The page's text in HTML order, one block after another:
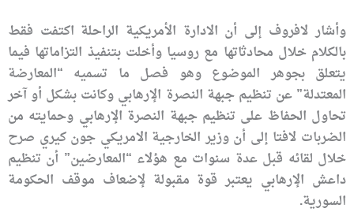
وأشار لافروف إلى أن الادارة الأمريكية الراحلة اكتفت فقط
بالكلام خلال محادثاتها مع روسيا وأخلت بتنفيذ التزاماتها فيما
يتعلق بجوهر الموضوع وهو فصل ما تسميه “المعارضة
المعتدلة” عن تنظيم جبهة النصرة الإرهابي وكانت بشكل أو آخر
تحاول الحفاظ على تنظيم جبهة النصرة الإرهابي وحمايته من
الضربات لافتا إلى أن وزير الخارجية الامريكي جون كيري صرح
خلال لقائه قبل عدة سنوات مع هؤلاء “المعارضين” أن تنظيم
داعش الإرهابي يعتبر قوة مقبولة لإضعاف موقف الحكومة
السورية.